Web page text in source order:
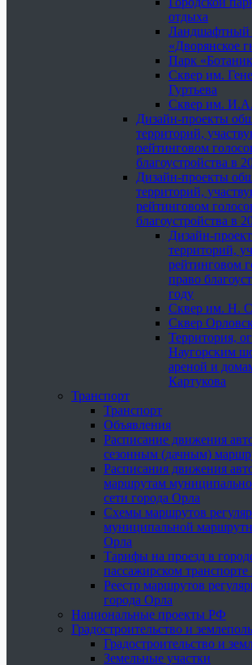
отдыха
Ландшафтный
«Дворянское
Парк
Сквер им.
Гуртьева
Сквер им.
Дизайн-проекты
территорий,
рейтинговом
благоустройства в
Дизайн-проекты
территорий,
рейтинговом
благоустройства в
Дизайн-
территорий,
рейтинговом
право
году
Сквер им. Н.
Сквер
Территория,
Наугорским
ареной и
Картукова
Транспорт
Транспорт
Объявления
Расписание движения
сезонным (дачным)
Расписания движения
маршрутам
сети города Орла
Схемы маршрутов
муниципальной
Орла
Тарифы на проезд в
пассажирском
Реестр маршрутов
города Орла
Национальные проекты РФ
Градостроительство и
Градостроительство и
Земельные участки